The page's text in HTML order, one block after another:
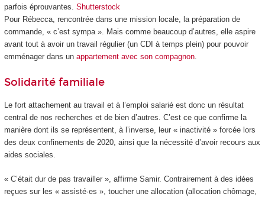
parfois éprouvantes. Shutterstock
Pour Rébecca, rencontrée dans une mission locale, la préparation de
commande, « c’est sympa ». Mais comme beaucoup d’autres, elle aspire
avant tout à avoir un travail régulier (un CDI à temps plein) pour pouvoir
emménager dans un appartement avec son compagnon.
Solidarité familiale
Le fort attachement au travail et à l’emploi salarié est donc un résultat
central de nos recherches et de bien d’autres. C’est ce que confirme la
manière dont ils se représentent, à l’inverse, leur « inactivité » forcée lors
des deux confinements de 2020, ainsi que la nécessité d’avoir recours aux
aides sociales.
« C’était dur de pas travailler », affirme Samir. Contrairement à des idées
reçues sur les « assisté·es », toucher une allocation (allocation chômage,